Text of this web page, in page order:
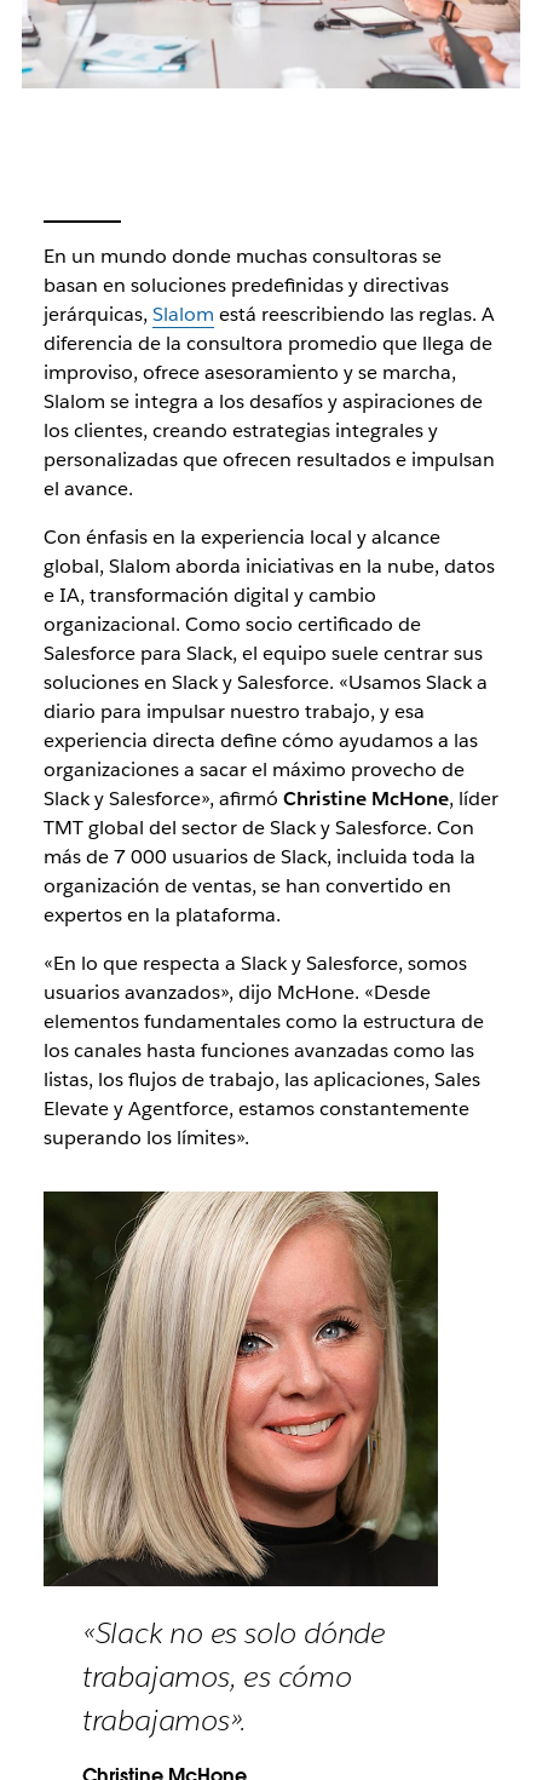
En un mundo donde muchas consultoras se
basan en soluciones predefinidas y directivas
jerárquicas, Slalom está reescribiendo las reglas. A
diferencia de la consultora promedio que llega de
improviso, ofrece asesoramiento y se marcha,
Slalom se integra a los desafíos y aspiraciones de
los clientes, creando estrategias integrales y
personalizadas que ofrecen resultados e impulsan
el avance.
Con énfasis en la experiencia local y alcance
global, Slalom aborda iniciativas en la nube, datos
e IA, transformación digital y cambio
organizacional. Como socio certificado de
Salesforce para Slack, el equipo suele centrar sus
soluciones en Slack y Salesforce. «Usamos Slack a
diario para impulsar nuestro trabajo, y esa
experiencia directa define cómo ayudamos a las
organizaciones a sacar el máximo provecho de
Slack y Salesforce», afirmó Christine McHone, líder
TMT global del sector de Slack y Salesforce. Con
más de 7 000 usuarios de Slack, incluida toda la
organización de ventas, se han convertido en
expertos en la plataforma.
«En lo que respecta a Slack y Salesforce, somos
usuarios avanzados», dijo McHone. «Desde
elementos fundamentales como la estructura de
los canales hasta funciones avanzadas como las
listas, los flujos de trabajo, las aplicaciones, Sales
Elevate y Agentforce, estamos constantemente
superando los límites».
«Slack no es solo dónde
trabajamos, es cómo
trabajamos».